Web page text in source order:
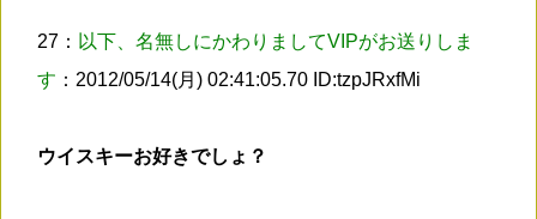
27： 以下、名無しにかわりましてVIPがお送りしま
す ：2012/05/14(月) 02:41:05.70 ID:tzpJRxfMi
ウイスキーお好きでしょ？